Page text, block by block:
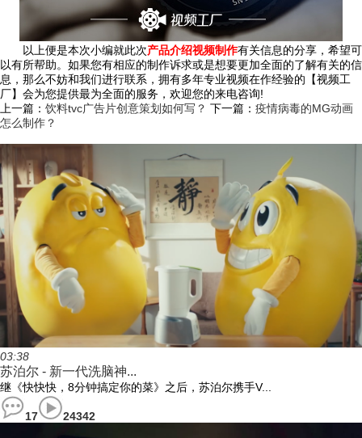
以上便是本次小编就此次产品介绍视频制作有关信息的分享，希望可
以有所帮助。如果您有相应的制作诉求或是想要更加全面的了解有关的信
息，那么不妨和我们进行联系，拥有多年专业视频在作经验的【视频工
厂】会为您提供最为全面的服务，欢迎您的来电咨询!
上一篇： 饮料tvc广告片创意策划如何写？ 下一篇： 疫情病毒的MG动画
怎么制作？
03:38
苏泊尔 - 新一代洗脑神...
继《快快快，8分钟搞定你的菜》之后，苏泊尔携手V...
17 24342